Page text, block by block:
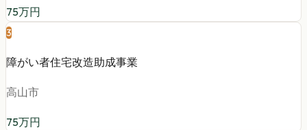
75万円
3
障がい者住宅改造助成事業
高山市
75万円